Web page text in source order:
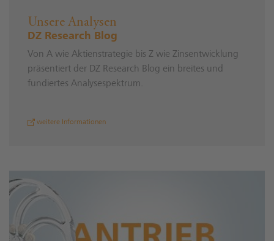
Unsere Analysen
DZ Research Blog
Von A wie Aktienstrategie bis Z wie Zinsentwicklung
präsentiert der DZ Research Blog ein breites und
fundiertes Analysespektrum.
weitere Informationen